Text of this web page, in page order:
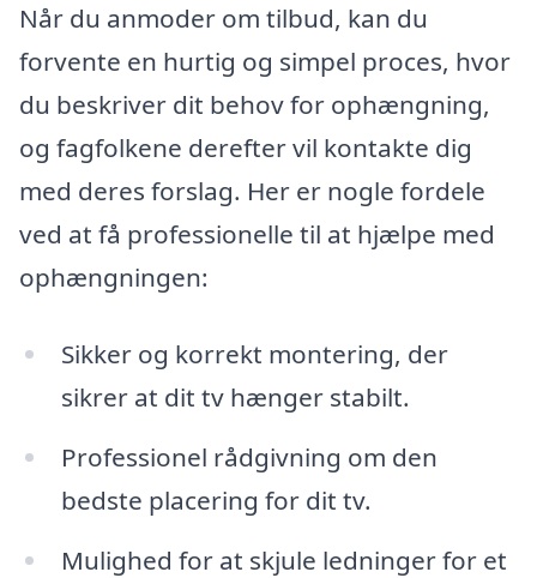
Når du anmoder om tilbud, kan du
forvente en hurtig og simpel proces, hvor
du beskriver dit behov for ophængning,
og fagfolkene derefter vil kontakte dig
med deres forslag. Her er nogle fordele
ved at få professionelle til at hjælpe med
ophængningen:
Sikker og korrekt montering, der
sikrer at dit tv hænger stabilt.
Professionel rådgivning om den
bedste placering for dit tv.
Mulighed for at skjule ledninger for et